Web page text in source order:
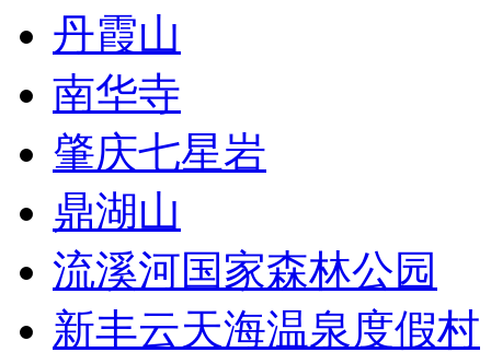
丹霞山
南华寺
肇庆七星岩
鼎湖山
流溪河国家森林公园
新丰云天海温泉度假村